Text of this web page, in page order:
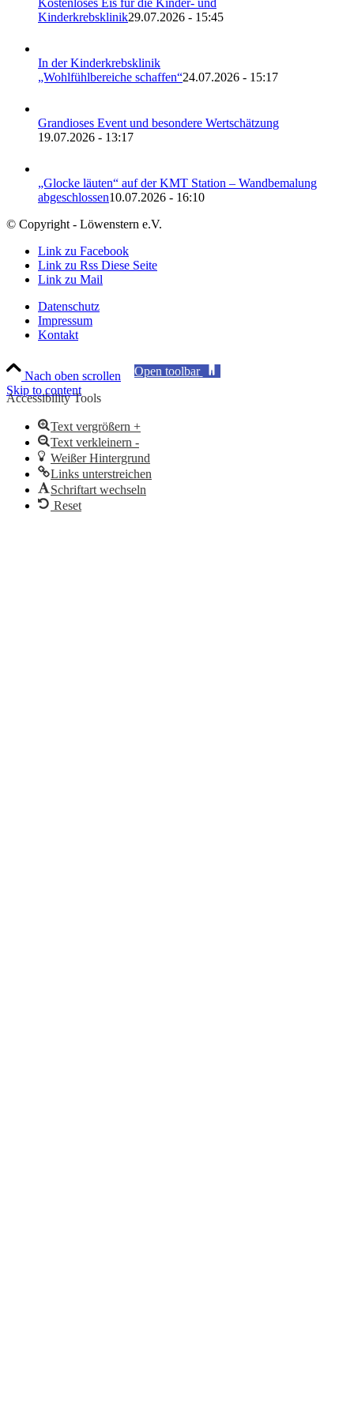
Kinderkrebsklinik29.07.2026 - 15:45
In der Kinderkrebsklinik
„Wohlfühlbereiche schaffen“24.07.2026 - 15:17
Grandioses Event und besondere Wertschätzung
19.07.2026 - 13:17
„Glocke läuten“ auf der KMT Station – Wandbemalung
abgeschlossen10.07.2026 - 16:10
© Copyright - Löwenstern e.V.
Link zu Facebook
Link zu Rss Diese Seite
Link zu Mail
Datenschutz
Impressum
Kontakt
Nach oben scrollen
Skip to content
Open toolbar
Accessibility Tools
Text vergrößern +
Text verkleinern -
Weißer Hintergrund
Links unterstreichen
Schriftart wechseln
Reset